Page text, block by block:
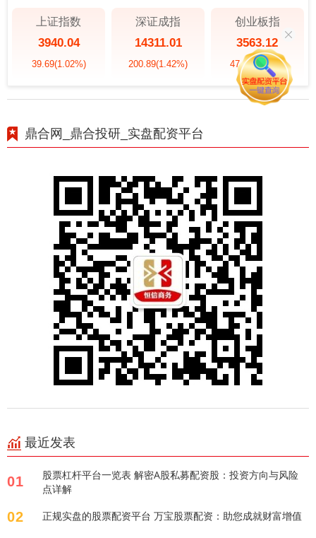
上证指数
3940.04
39.69(1.02%)
深证成指
14311.01
200.89(1.42%)
创业板指
3563.12
47.56(1.35%)
鼎合网_鼎合投研_实盘配资平台
最近发表
01
股票杠杆平台一览表 解密A股私募配资股：投资方向与风险
点详解
02 正规实盘的股票配资平台 万宝股票配资：助您成就财富增值